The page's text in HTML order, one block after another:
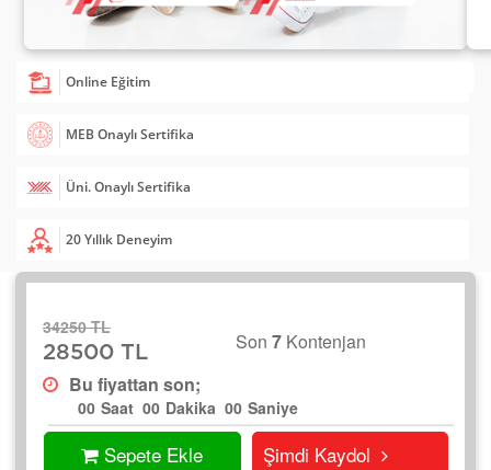
20 Yıllık Deneyim
Üni. Onaylı Sertifika
MEB Onaylı Sertifika
Online Eğitim
34250 TL
28500 TL
Son 7Kontenjan
Bu fiyattan son;
00 Saat 00 Dakika 00 Saniye
Sepete Ekle Şimdi Kaydol